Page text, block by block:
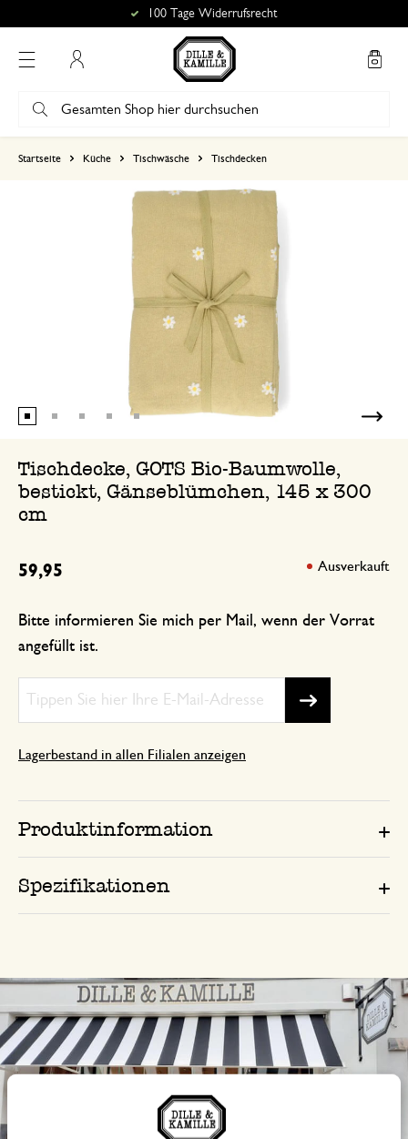
100 Tage Widerrufsrecht
Startseite Küche Tischwäsche Tischdecken
Tischdecke, GOTS Bio-Baumwolle,
bestickt, Gänseblümchen, 145 x 300
cm
59,95
Bitte informieren Sie mich per Mail, wenn der Vorrat
angefüllt ist.
Ausverkauft
Lagerbestand in allen Filialen anzeigen
Produktinformation
Spezifikationen